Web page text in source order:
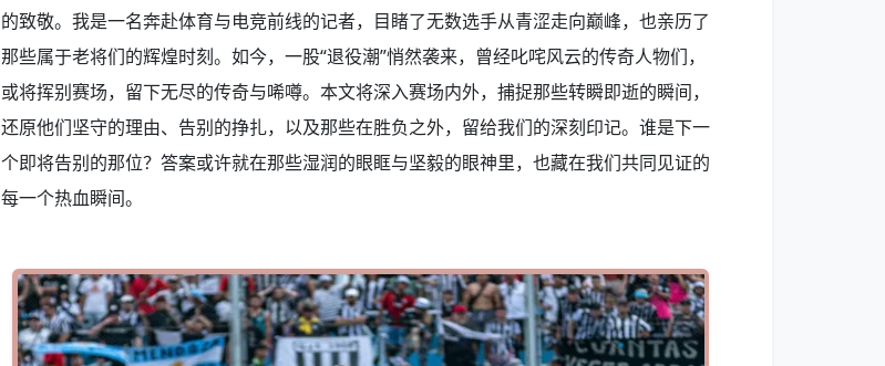
的致敬。我是一名奔赴体育与电竞前线的记者，目睹了无数选手从青涩走向巅峰，也亲历了
那些属于老将们的辉煌时刻。如今，一股“退役潮”悄然袭来，曾经叱咤风云的传奇人物们，
或将挥别赛场，留下无尽的传奇与唏噂。本文将深入赛场内外，捕捉那些转瞬即逝的瞬间，
还原他们坚守的理由、告别的挣扎，以及那些在胜负之外，留给我们的深刻印记。谁是下一
个即将告别的那位？答案或许就在那些湿润的眼眶与坚毅的眼神里，也藏在我们共同见证的
每一个热血瞬间。